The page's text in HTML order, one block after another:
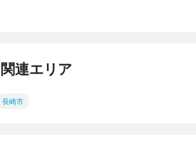
関連エリア
長崎市